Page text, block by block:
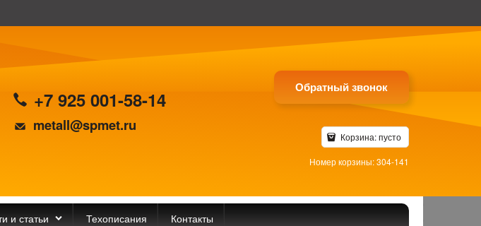
+7 925 001-58-14
metall@spmet.ru
Обратный звонок
Корзина:пусто
Номер корзины: 304-141
и статьи Техописания Контакты